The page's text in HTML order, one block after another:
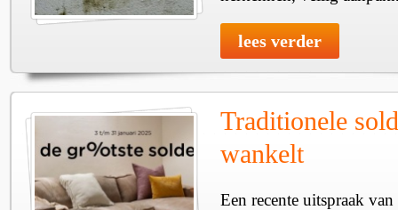
lees verder
Traditionele
wankelt
Een recente uitspraak